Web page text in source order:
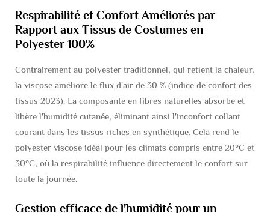
Respirabilité et Confort Améliorés par
Rapport aux Tissus de Costumes en
Polyester 100%
Contrairement au polyester traditionnel, qui retient la chaleur,
la viscose améliore le flux d'air de 30 % (indice de confort des
tissus 2023). La composante en fibres naturelles absorbe et
libère l'humidité cutanée, éliminant ainsi l'inconfort collant
courant dans les tissus riches en synthétique. Cela rend le
polyester viscose idéal pour les climats compris entre 20°C et
30°C, où la respirabilité influence directement le confort sur
toute la journée.
Gestion efficace de l'humidité pour un